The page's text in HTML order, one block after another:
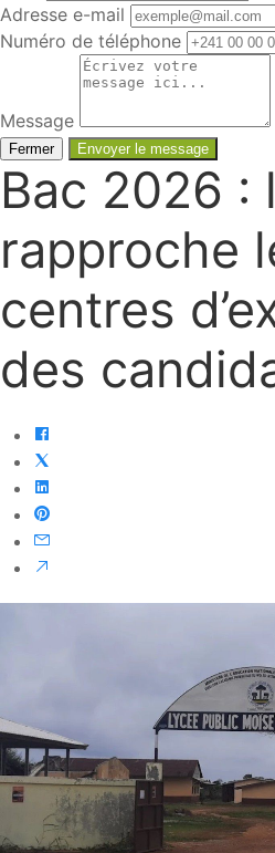
Adresse e-mail
Numéro de téléphone
Message
Fermer Envoyer le message
Bac 2026 :
rapproche
centres
des